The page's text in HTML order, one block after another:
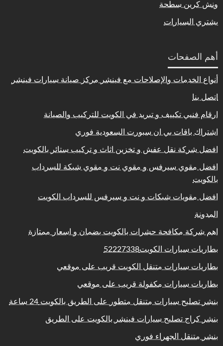
ونش كرين سطحة
يشتري السيارات
أهم الصفحات
أنواع الخدمات والإصلاحات مع فينشر مركز صيانة سيارات فينشر
اتصل بنا
ارقام فنيي تكييف و تبريد في الكويت للتركيب والصيانة
اشتراك باقات بي ان سبورت السعودية فوري
افضل شركة نقل عفش و تخزين اثاث و تركيب ستائر بالكويت
افضل مقوي سيرفس و مقوي نت و مقوي شبكة للسرداب
بالكويت
افضل مقويات شبكات و نت و سيرفس للسرداب الكويت
المدونة
اهم شركة مكافحة حشرات بالكويت بضمان و اسعار ممتازة
بطاريات سيارات الكويت52227338
بطاريات سيارات متنقل الكويت قريب على موقعي
بطاريات سيارات مكفولة قريب على موقعي
بنشر تصليح سيارات متنقل متطور على الطريق بالكويت 24 ساعة
بنشر كراج تصليح سيارات فينشر بالكويت على الطريق
بنشر متنقل الجهراء فوري